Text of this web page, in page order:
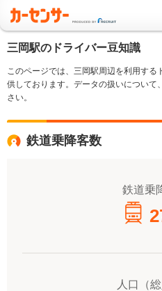
三岡駅のドライバー豆知識
このページでは、三岡駅周辺を利用する
供しております。データの扱いについて
さい。
鉄道乗降客数
鉄道乗
人口（総